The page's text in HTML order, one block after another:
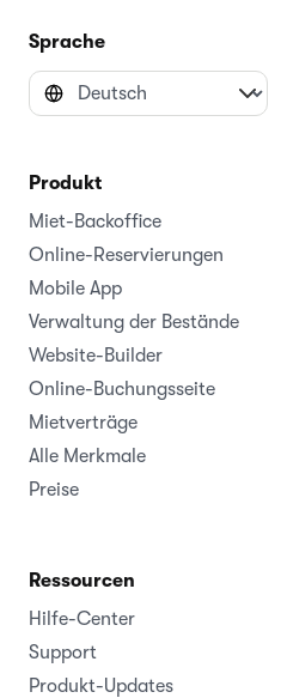
Sprache
Produkt
Miet-Backoffice
Online-Reservierungen
Mobile App
Verwaltung der Bestände
Website-Builder
Online-Buchungsseite
Mietverträge
Alle Merkmale
Preise
Ressourcen
Hilfe-Center
Support
Produkt-Updates